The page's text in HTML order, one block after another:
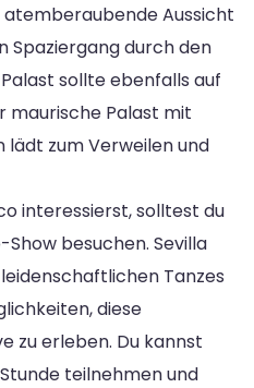
Aussicht
Spaziergang durch den
sollte ebenfalls auf
maurische Palast mit
zum Verweilen und
interessierst, solltest du
besuchen. Sevilla
Tanzes
diese
zu erleben. Du kannst
teilnehmen und